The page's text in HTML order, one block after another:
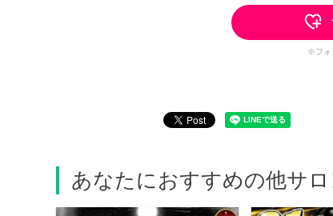
※フォ
あなたにおすすめの他サロ